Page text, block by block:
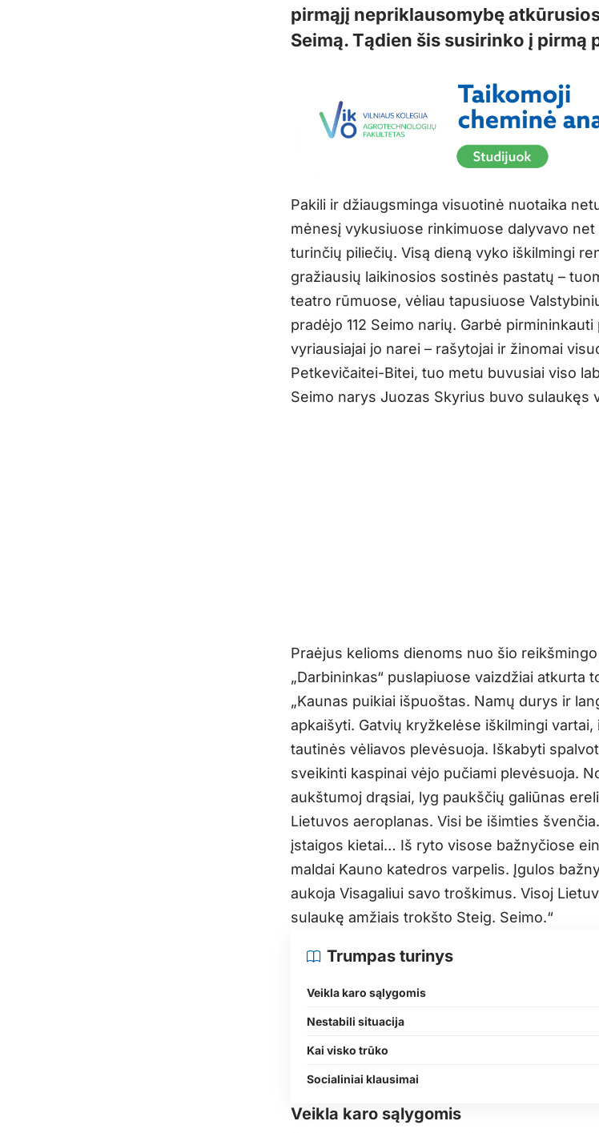
pirmąjį nepriklausomybę
Seimą. Tądien šis susirinko į pirmą
Pakili ir džiaugsminga visuotinė nuotaika
mėnesį vykusiuose rinkimuose dalyvavo
turinčių piliečių. Visą dieną vyko iškilmingi
gražiausių laikinosios sostinės pastatų –
teatro rūmuose, vėliau tapusiuose
pradėjo 112 Seimo narių. Garbė
vyriausiajai jo narei – rašytojai ir žinomai
Petkevičaitei-Bitei, tuo metu buvusiai viso
Seimo narys Juozas Skyrius buvo sulaukęs
Praėjus kelioms dienoms nuo šio
„Darbininkas“ puslapiuose vaizdžiai atkurta
„Kaunas puikiai išpuoštas. Namų durys ir
apkaišyti. Gatvių kryžkelėse iškilmingi
tautinės vėliavos plevėsuoja. Iškabyti
sveikinti kaspinai vėjo pučiami plevėsuoja.
aukštumoj drąsiai, lyg paukščių galiūnas
Lietuvos aeroplanas. Visi be išimties
įstaigos kietai… Iš ryto visose bažnyčiose
maldai Kauno katedros varpelis. Įgulos
aukoja Visagaliui savo troškimus. Visoj
sulaukę amžiais trokšto Steig. Seimo.“
Trumpas turinys
Veikla karo sąlygomis
Nestabili situacija
Kai visko trūko
Socialiniai klausimai
Veikla karo sąlygomis